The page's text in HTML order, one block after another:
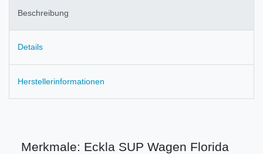
Beschreibung
Details
Herstellerinformationen
Merkmale: Eckla SUP Wagen Florida